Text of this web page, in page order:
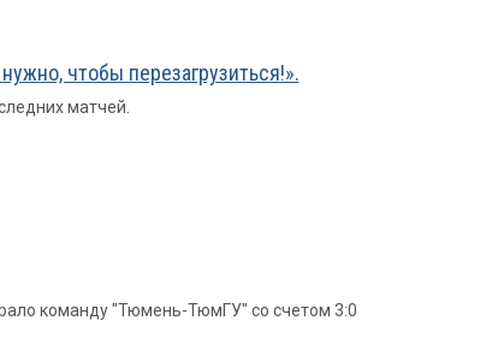
чтобы перезагрузиться!».
матчей.
команду "Тюмень-ТюмГУ" со счетом 3:0